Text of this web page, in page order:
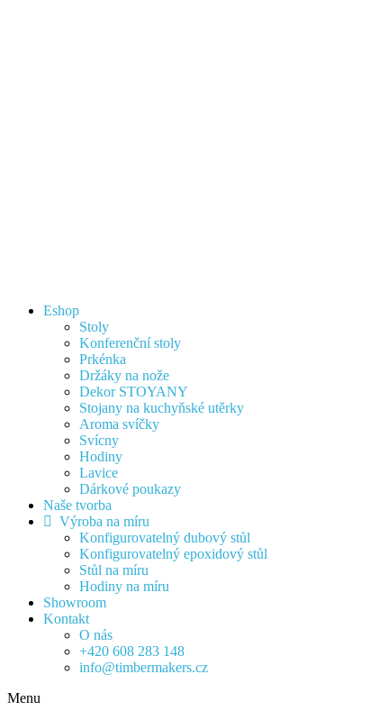
Eshop
Stoly
Konferenční stoly
Prkénka
Držáky na nože
Dekor STOYANY
Stojany na kuchyňské utěrky
Aroma svíčky
Svícny
Hodiny
Lavice
Dárkové poukazy
Naše tvorba
Výroba na míru
Konfigurovatelný dubový stůl
Konfigurovatelný epoxidový stůl
Stůl na míru
Hodiny na míru
Showroom
Kontakt
O nás
+420 608 283 148
info@timbermakers.cz
Menu